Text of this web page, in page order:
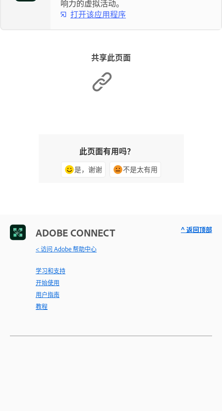
响力的虚拟活动。
打开该应用程序
共享此页面
此页面有用吗？
是，谢谢 不是太有用
ADOBE CONNECT
< 访问 Adobe 帮助中心
学习和支持
开始使用
用户指南
教程
^ 返回顶部